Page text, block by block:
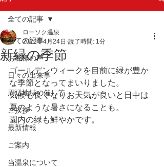
全ての記事
お客様の声
日々の出来事
周辺地域の催し等
ご挨拶
最新情報
ご案内
当温泉について
全ての記事
新緑の季節
ローソク温泉
2022年4月24日 読了時間: 1分
ゴールデンウィークを目前に緑が豊か
な季節となってまいりました。
気候も良くなりお天気が良いと日中は
夏のような暑さになることも。
園内の緑も鮮やかです。